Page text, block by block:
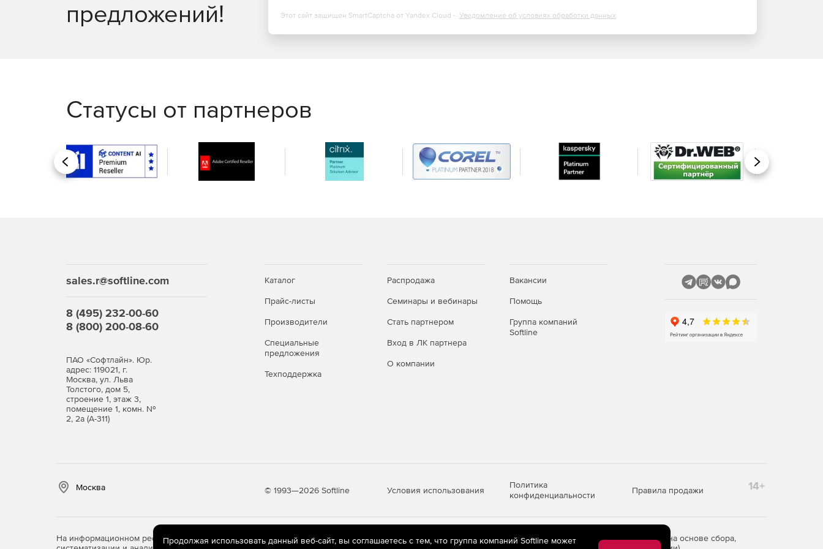
Управление рутинными задачами IT-менеджмента и устранение неполадок первого уровня с
Доступ к более 100 шаблонам отчетов для просмотра тенденций производительности,
использования и пропускной способности сети.
предложений!
Этот сайт защищен SmartCaptcha от Yandex Cloud - Уведомление об условиях обработки данных
Статусы от партнеров
Назад Вперед
sales.r@softline.com
8 (495) 232-00-60
8 (800) 200-08-60
ПАО «Софтлайн». Юр.
адрес: 119021, г.
Москва, ул. Льва
Толстого, дом 5,
строение 1, этаж 3,
помещение 1, комн. №
2, 2а (А-311)
Каталог
Прайс-листы
Производители
Специальные
предложения
Техподдержка
Распродажа
Семинары и вебинары
Стать партнером
Вход в ЛК партнера
О компании
Вакансии
Помощь
Группа компаний
Softline
Москва © 1993—2026 Softline Условия использования
Политика
конфиденциальности
Правила продажи 14+
На информационном ресурсе store.softline.ru применяютсярекомендательные технологии(информационные технологии предоставления информации на основе сбора,
Продолжая использовать данный веб-сайт, вы соглашаетесь с тем, что группа компаний Softline может